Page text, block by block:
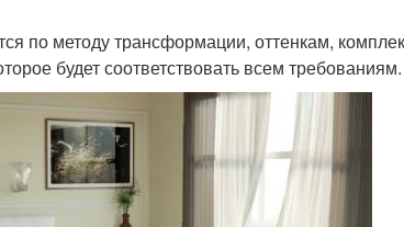
по методу трансформации, оттенкам,
будет соответствовать всем требованиям.